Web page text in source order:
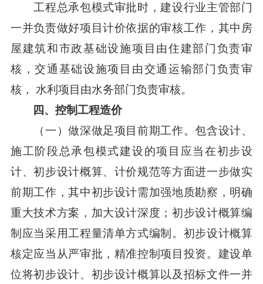
工程总承包模式审批时，建设行业主管部门
一并负责做好项目计价依据的审核工作，其中房
屋建筑和市政基础设施项目由住建部门负责审
核，交通基础设施项目由交通运输部门负责审
核， 水利项目由水务部门负责审核。
四、控制工程造价
（一）做深做足项目前期工作。包含设计、
施工阶段总承包模式建设的项目应当在初步设
计、初步设计概算、计价规范等方面进一步做实
前期工作，其中初步设计需加强地质勘察，明确
重大技术方案，加大设计深度；初步设计概算编
制应当采用工程量清单方式编制。初步设计概算
核定应当从严审批，精准控制项目投资。建设单
位将初步设计、初步设计概算以及招标文件一并